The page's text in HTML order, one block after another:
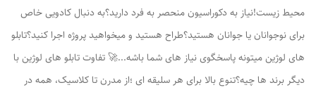
محیط زیست!نیاز به دکوراسیون منحصر به فرد دارید؟به دنبال کادویی خاص
برای نوجوانان یا جوانان هستید؟طراح هستید و میخواهید پروژه اجرا کنید؟تابلو
های لوژين میتونه پاسخگوی نیاز های شما باشه...🚀 تفاوت تابلو های لوژين با
دیگر برند ها چیه؟تنوع بالا برای هر سلیقه ای ؛از مدرن تا کلاسیک، همه در